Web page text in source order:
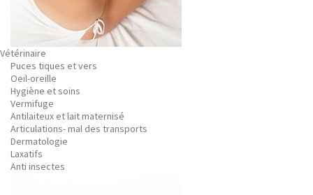
Vétérinaire
Puces tiques et vers
Oeil-oreille
Hygiène et soins
Vermifuge
Antilaiteux et lait maternisé
Articulations- mal des transports
Dermatologie
Laxatifs
Anti insectes